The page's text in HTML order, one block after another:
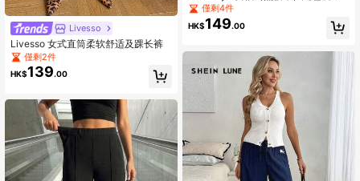
Livesso
Livesso 女式直筒柔软舒适及踝长裤
僅剩2件
HK$139.00
褲，附側口袋與拉鍊，優雅休閒，適
合辦公室通勤，黑色，工作到週末皆
適用
僅剩4件
HK$149.00